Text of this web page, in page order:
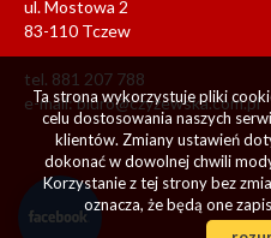
ul. Mostowa 2
83-110 Tczew
tel. 881 207 788
e-mail:biuro@czyzewska.com.pl
Ta strona wykorzystuje pliki
celu dostosowania naszych
klientów. Zmiany ustawień
dokonać w dowolnej chwili
Korzystanie z tej strony bez
oznacza, że będą one